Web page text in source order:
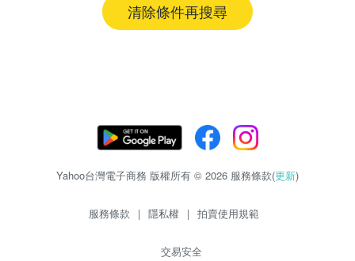
清除條件再搜尋
Yahoo台灣電子商務 版權所有 © 2026 服務條款(更新)
服務條款 | 隱私權 | 拍賣使用規範
交易安全